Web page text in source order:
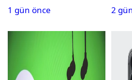
1 gün önce
2